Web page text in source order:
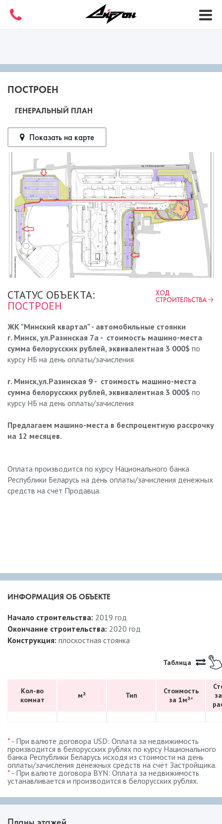
ПОСТРОЕН
ГЕНЕРАЛЬНЫЙ ПЛАН
Показать на карте
СТАТУС ОБЪЕКТА:
ПОСТРОЕН
ХОД
СТРОИТЕЛЬСТВА
ЖК "Минский квартал" - автомобильные стоянки
г. Минск, ул.Разинская 7а - стоимость машино-места
сумма белорусских рублей, эквивалентная 3 000$ по
курсу НБ на день оплаты/зачисления
г. Минск,ул.Разинская 9 - стоимость машино-места
сумма белорусских рублей, эквивалентная 3 000$ по
курсу НБ на день оплаты/зачисления
Предлагаем машино-места в беспроцентную рассрочку
на 12 месяцев.
Оплата производится по курсу Национального банка
Республики Беларусь на день оплаты/зачисления денежных
средств на счёт Продавца.
ИНФОРМАЦИЯ ОБ ОБЪЕКТЕ
Начало строительства: 2019 год
Окончание строительства: 2020 год
Конструкция: плоскостная стоянка
Таблица
Кол-во
комнат
м² Тип
Стоимость
за 1м²*
* - При валюте договора USD: Оплата за недвижимость
производится в белорусских рублях по курсу Национального
банка Республики Беларусь исходя из стоимости на день
оплаты/зачисления денежных средств на счёт Застройщика.
* - При валюте договора BYN: Оплата за недвижимость
устанавливается и производится в белорусских рублях.